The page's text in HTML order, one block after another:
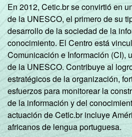
Mais de 10
SM
CLASSE
SOCIAL
A
B
C
DE
En 2012, Cetic.br se convirtió en
de la UNESCO, el primero de su
desarrollo de la sociedad de la
conocimiento. El Centro está
Comunicación e Información (CI),
de la UNESCO. Contribuye al
estratégicos de la organización,
esfuerzos para monitorear la
de la información y del
actuación de Cetic.br incluye
africanos de lengua portuguesa.